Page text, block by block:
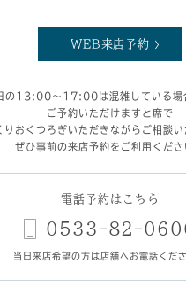
WEB来店予約
の13:00～17:00は混雑している場
ご予約いただけますと席で
りおくつろぎいただきながらご相談い
ぜひ事前の来店予約をご利用くださ
電話予約はこちら
0533-82-
当日来店希望の方は店舗へお電話くださ